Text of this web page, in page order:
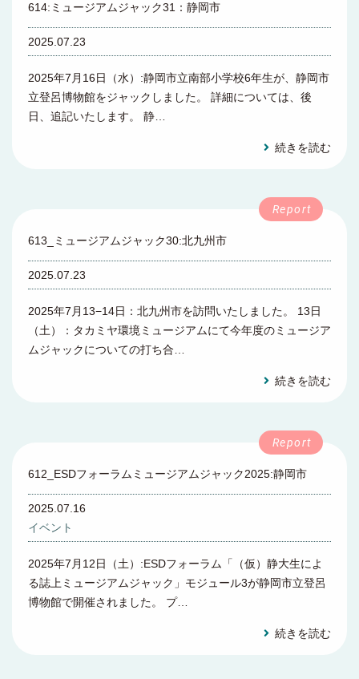
614:ミュージアムジャック31：静岡市
2025.07.23
2025年7月16日（水）:静岡市立南部小学校6年生が、静岡市
立登呂博物館をジャックしました。 詳細については、後
日、追記いたします。 静…
続きを読む
613_ミュージアムジャック30:北九州市
2025.07.23
2025年7月13−14日：北九州市を訪問いたしました。 13日
（土）：タカミヤ環境ミュージアムにて今年度のミュージア
ムジャックについての打ち合…
続きを読む
612_ESDフォーラムミュージアムジャック2025:静岡市
2025.07.16
イベント
2025年7月12日（土）:ESDフォーラム「（仮）静大生によ
る誌上ミュージアムジャック」モジュール3が静岡市立登呂
博物館で開催されました。 プ…
続きを読む